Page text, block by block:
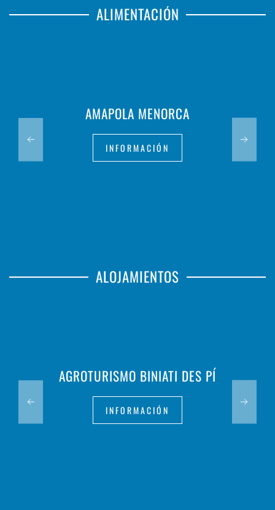
ALIMENTACIÓN
AMAPOLA MENORCA
INFORMACIÓN
ALOJAMIENTOS
AGROTURISMO BINIATI DES PÍ
INFORMACIÓN